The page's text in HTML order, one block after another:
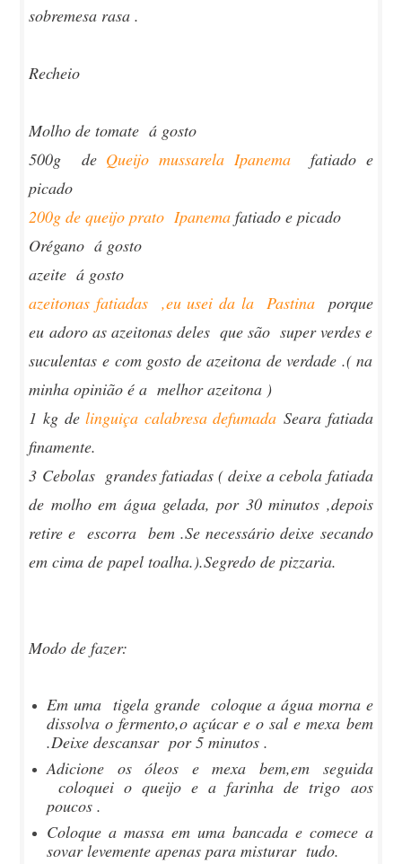
sobremesa rasa .
Recheio
Molho de tomate á gosto
500g de Queijo mussarela Ipanemafatiado e
picado
200g de queijo prato Ipanema fatiado e picado
Orégano á gosto
azeite á gosto
azeitonas fatiadas ,eu usei da la Pastina
porque
eu adoro as azeitonas deles que são super verdes e
suculentas e com gosto de azeitona de verdade .( na
minha opinião é a melhor azeitona )
1 kg delinguiça calabresa defumada Seara fatiada
finamente.
3 Cebolas grandes fatiadas ( deixe a cebola fatiada
de molho em água gelada, por 30 minutos ,depois
retire e escorra bem .Se necessário deixe secando
em cima de papel toalha.).Segredo de pizzaria.
Modo de fazer:
Em uma tigela grande coloque a água morna e
dissolva o fermento,o açúcar e o sal e mexa bem
.Deixe descansar por 5 minutos .
Adicione os óleos e mexa bem,em seguida
coloquei o queijo e a farinha de trigo aos
poucos .
Coloque a massa em uma bancada e comece a
sovar levemente apenas para misturar tudo.